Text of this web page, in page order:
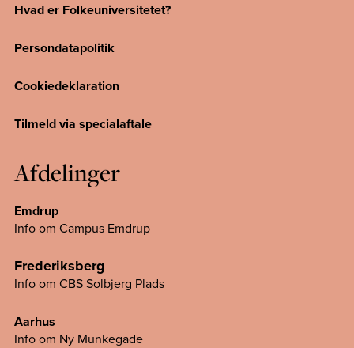
Hvad er Folkeuniversitetet?
Persondatapolitik
Cookiedeklaration
Tilmeld via specialaftale
Afdelinger
Emdrup
Info om Campus Emdrup
Frederiksberg
Info om CBS Solbjerg Plads
Aarhus
Info om Ny Munkegade